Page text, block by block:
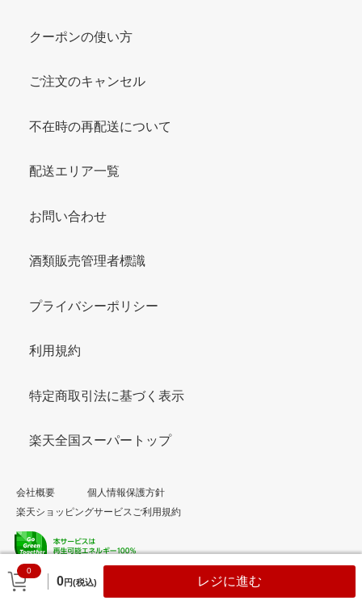
0
0円(税込) レジに進む
クーポンの使い方
ご注文のキャンセル
不在時の再配送について
配送エリア一覧
お問い合わせ
酒類販売管理者標識
プライバシーポリシー
利用規約
特定商取引法に基づく表示
楽天全国スーパートップ
会社概要
個人情報保護方針
楽天ショッピングサービスご利用規約
© Rakuten Group, Inc.